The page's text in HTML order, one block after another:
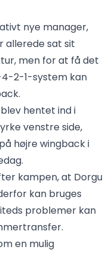
nye manager,
allerede sat sit
men for at få det
2-1-system kan
hentet ind i
venstre side,
højre wingback i
kampen, at Dorgu
kan bruges
problemer kan
en mulig